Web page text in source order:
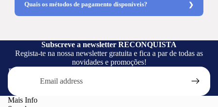
Quais os métodos de pagamento disponíveis?
Subscreve a newsletter RECONQUISTA
Regista-te na nossa newsletter gratuita e fica a par de todas as
novidades e promoções!
Email
Mais Info